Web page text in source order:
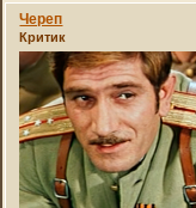
Череп
Критик